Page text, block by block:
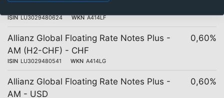
ISIN LU3029480624 WKN A414LF
Allianz Global Floating Rate Notes Plus -
AM (H2-CHF) - CHF
ISIN LU3029480541 WKN A414LG
0,60%
Allianz Global Floating Rate Notes Plus -
AM - USD
0,60%